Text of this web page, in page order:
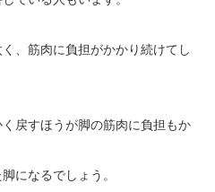
、筋肉に負担がかかり続けてし
戻すほうが脚の筋肉に負担もか
になるでしょう。